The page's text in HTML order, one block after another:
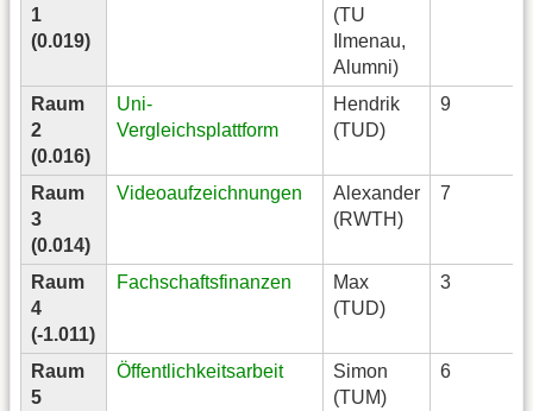
1
(0.019)
(TU
Ilmenau,
Alumni)
Raum
2
(0.016)
Uni-
Vergleichsplattform
Hendrik
(TUD)
9
Raum
3
(0.014)
Videoaufzeichnungen
Alexander
(RWTH)
7
Raum
4
(-1.011)
Fachschaftsfinanzen
Max
(TUD)
3
Raum
5
Öffentlichkeitsarbeit
Simon
(TUM)
6